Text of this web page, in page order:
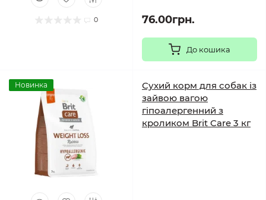
0 76.00грн.
До кошика
Новинка
Сухий корм для собак із
зайвою вагою
гіпоалергенний з
кроликом Brit Care 3 кг